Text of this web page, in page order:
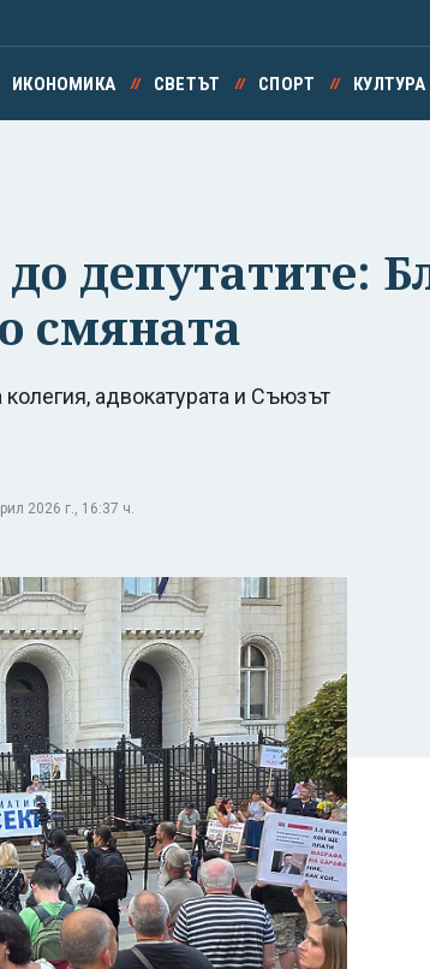
ИКОНОМИКА СВЕТЪТ СПОРТ КУЛТУРА
депутатите:
смяната
адвокатурата и Съюзът
2026 г., 16:37 ч.